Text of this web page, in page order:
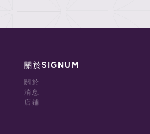
關於SIGNUM
關於
消息
店鋪